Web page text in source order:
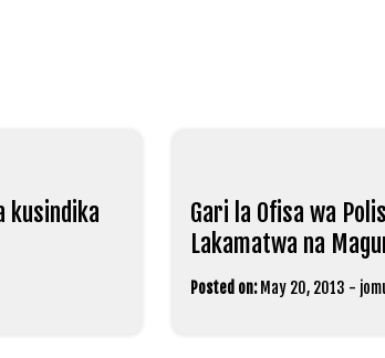
kusindika
Gari la Ofisa wa
Lakamatwa na
Posted on: May 20, 2013 -